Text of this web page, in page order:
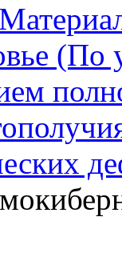
(По